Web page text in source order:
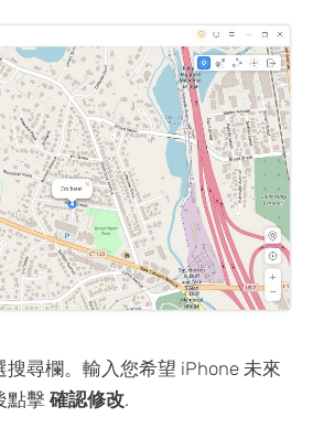
尋欄。輸入您希望 iPhone 未來
點擊 確認修改.